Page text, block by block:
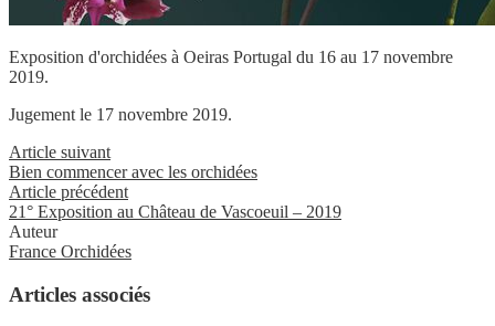
Exposition d'orchidées à Oeiras Portugal du 16 au 17 novembre
2019.
Jugement le 17 novembre 2019.
Article suivant
Bien commencer avec les orchidées
Article précédent
21° Exposition au Château de Vascoeuil – 2019
Auteur
France Orchidées
Articles associés